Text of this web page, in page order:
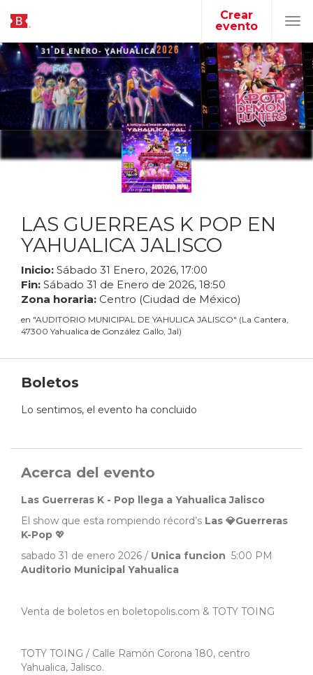
Crear
evento
LAS GUERREAS K POP EN
YAHUALICA JALISCO
Inicio: Sábado 31 Enero, 2026, 17:00
Fin: Sábado 31 de Enero de 2026, 18:50
Zona horaria: Centro (Ciudad de México)
en "AUDITORIO MUNICIPAL DE YAHULICA JALISCO" (La Cantera,
47300 Yahualica de González Gallo, Jal)
Boletos
Lo sentimos, el evento ha concluido
Acerca del evento
Las Guerreras K - Pop llega a Yahualica Jalisco
El show que esta rompiendo récord’s Las 💎Guerreras
K-Pop 💖
sabado 31 de enero 2026 / Unica funcion 5:00 PM
Auditorio Municipal Yahualica
Venta de boletos en boletopolis.com & TOTY TOING
TOTY TOING / Calle Ramón Corona 180, centro
Yahualica, Jalisco.